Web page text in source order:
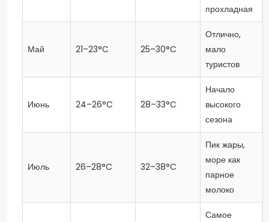
прохладная
Май 21–23°C 25–30°C
Отлично,
мало
туристов
Июнь 24–26°C 28–33°C
Начало
высокого
сезона
Июль 26–28°C 32–38°C
Пик жары,
море как
парное
молоко
Самое